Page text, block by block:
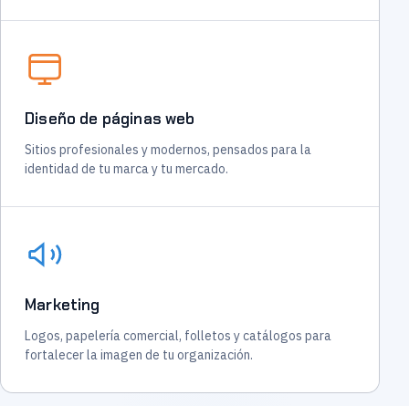
Diseño de páginas web
Sitios profesionales y modernos, pensados para la
identidad de tu marca y tu mercado.
Marketing
Logos, papelería comercial, folletos y catálogos para
fortalecer la imagen de tu organización.